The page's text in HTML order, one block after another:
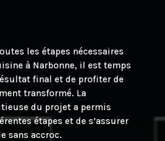
les étapes nécessaires
à Narbonne, il est temps
final et de profiter de
transformé. La
du projet a permis
étapes et de s’assurer
sans accroc.